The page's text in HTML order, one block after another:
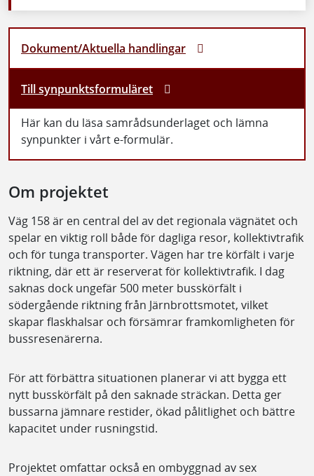
Dokument/Aktuella handlingar
Till synpunktsformuläret
Här kan du läsa samrådsunderlaget och lämna
synpunkter i vårt e-formulär.
Om projektet
Väg 158 är en central del av det regionala vägnätet och
spelar en viktig roll både för dagliga resor, kollektivtrafik
och för tunga transporter. Vägen har tre körfält i varje
riktning, där ett är reserverat för kollektivtrafik. I dag
saknas dock ungefär 500 meter busskörfält i
södergående riktning från Järnbrottsmotet, vilket
skapar flaskhalsar och försämrar framkomligheten för
bussresenärerna.
För att förbättra situationen planerar vi att bygga ett
nytt busskörfält på den saknade sträckan. Detta ger
bussarna jämnare restider, ökad pålitlighet och bättre
kapacitet under rusningstid.
Projektet omfattar också en ombyggnad av sex